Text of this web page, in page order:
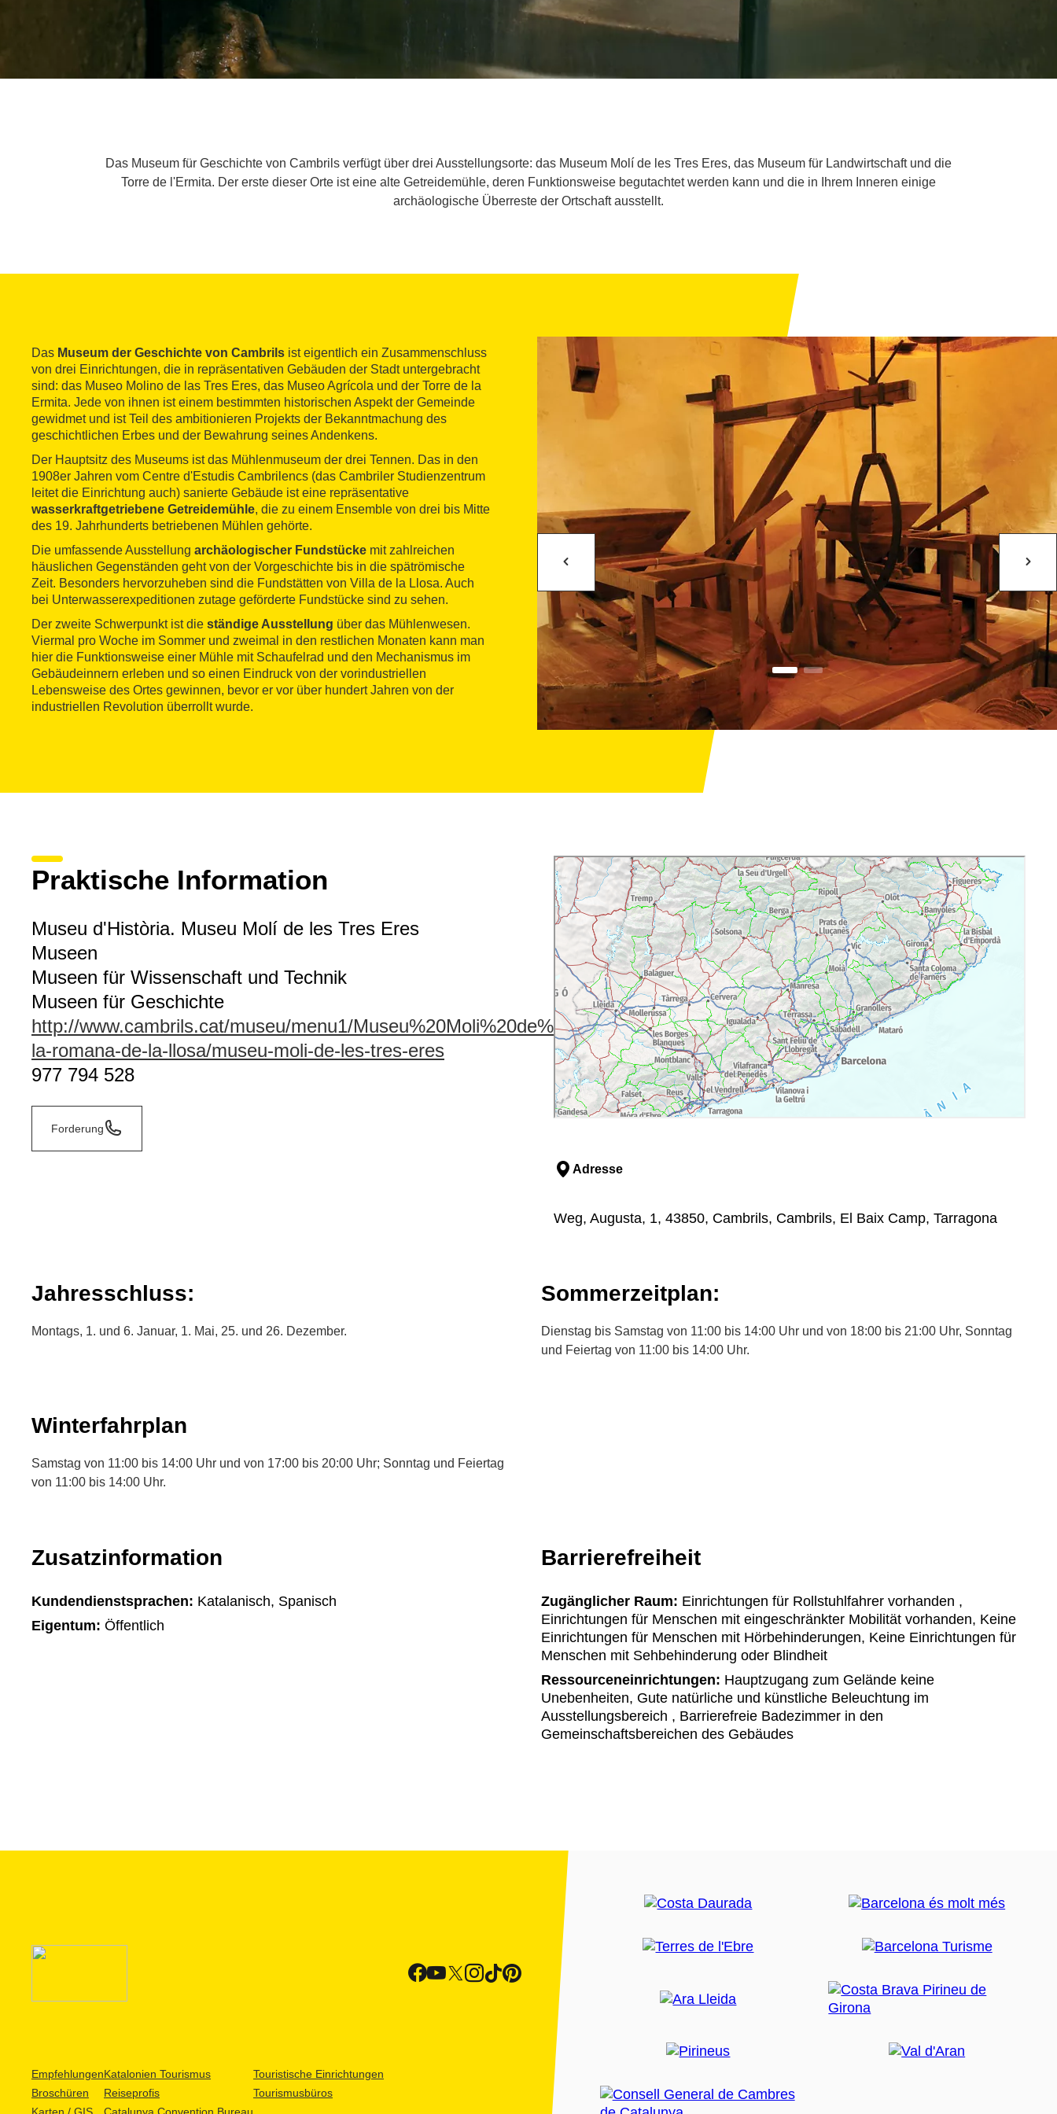
Das Museum für Geschichte von Cambrils verfügt über drei Ausstellungsorte: das Museum Molí de les Tres Eres, das Museum für Landwirtschaft und die
Torre de l'Ermita. Der erste dieser Orte ist eine alte Getreidemühle, deren Funktionsweise begutachtet werden kann und die in Ihrem Inneren einige
archäologische Überreste der Ortschaft ausstellt.
Das Museum der Geschichte von Cambrils ist eigentlich ein Zusammenschluss
von drei Einrichtungen, die in repräsentativen Gebäuden der Stadt untergebracht
sind: das Museo Molino de las Tres Eres, das Museo Agrícola und der Torre de la
Ermita. Jede von ihnen ist einem bestimmten historischen Aspekt der Gemeinde
gewidmet und ist Teil des ambitionieren Projekts der Bekanntmachung des
geschichtlichen Erbes und der Bewahrung seines Andenkens.
Der Hauptsitz des Museums ist das Mühlenmuseum der drei Tennen. Das in den
1908er Jahren vom Centre d'Estudis Cambrilencs (das Cambriler Studienzentrum
leitet die Einrichtung auch) sanierte Gebäude ist eine repräsentative
wasserkraftgetriebene Getreidemühle, die zu einem Ensemble von drei bis Mitte
des 19. Jahrhunderts betriebenen Mühlen gehörte.
Die umfassende Ausstellung archäologischer Fundstücke mit zahlreichen
häuslichen Gegenständen geht von der Vorgeschichte bis in die spätrömische
Zeit. Besonders hervorzuheben sind die Fundstätten von Villa de la Llosa. Auch
bei Unterwasserexpeditionen zutage geförderte Fundstücke sind zu sehen.
Der zweite Schwerpunkt ist die ständige Ausstellung über das Mühlenwesen.
Viermal pro Woche im Sommer und zweimal in den restlichen Monaten kann man
hier die Funktionsweise einer Mühle mit Schaufelrad und den Mechanismus im
Gebäudeinnern erleben und so einen Eindruck von der vorindustriellen
Lebensweise des Ortes gewinnen, bevor er vor über hundert Jahren von der
industriellen Revolution überrollt wurde.
Praktische Information
Museu d'Història. Museu Molí de les Tres Eres
Museen
Museen für Wissenschaft und Technik
Museen für Geschichte
http://www.cambrils.cat/museu/menu1/Museu%20Moli%20de%20les%20Tres%20Eres/vil-
la-romana-de-la-llosa/museu-moli-de-les-tres-eres
977 794 528
Forderung
Adresse
Weg, Augusta, 1, 43850, Cambrils, Cambrils, El Baix Camp, Tarragona
Jahresschluss:
Montags, 1. und 6. Januar, 1. Mai, 25. und 26. Dezember.
Sommerzeitplan:
Dienstag bis Samstag von 11:00 bis 14:00 Uhr und von 18:00 bis 21:00 Uhr, Sonntag
und Feiertag von 11:00 bis 14:00 Uhr.
Winterfahrplan
Samstag von 11:00 bis 14:00 Uhr und von 17:00 bis 20:00 Uhr; Sonntag und Feiertag
von 11:00 bis 14:00 Uhr.
Zusatzinformation
Kundendienstsprachen: Katalanisch, Spanisch
Eigentum: Öffentlich
Barrierefreiheit
Zugänglicher Raum: Einrichtungen für Rollstuhlfahrer vorhanden ,
Einrichtungen für Menschen mit eingeschränkter Mobilität vorhanden, Keine
Einrichtungen für Menschen mit Hörbehinderungen, Keine Einrichtungen für
Menschen mit Sehbehinderung oder Blindheit
Ressourceneinrichtungen: Hauptzugang zum Gelände keine
Unebenheiten, Gute natürliche und künstliche Beleuchtung im
Ausstellungsbereich , Barrierefreie Badezimmer in den
Gemeinschaftsbereichen des Gebäudes
Empfehlungen
Broschüren
Katalonien Tourismus
Reiseprofis
Touristische Einrichtungen
Tourismusbüros